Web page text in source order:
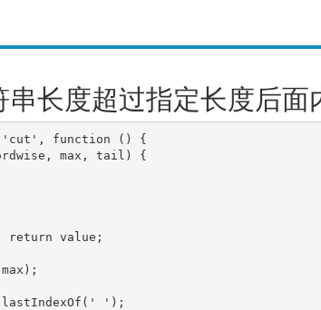
长度超过指定长度后面
function () {
max, tail) {
value;
');